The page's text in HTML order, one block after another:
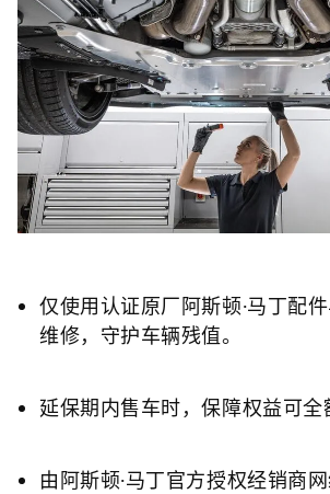
仅使用认证原厂阿斯顿·马丁配
维修，守护车辆残值。
延保期内售车时，保障权益可全
由阿斯顿·马丁官方授权经销商